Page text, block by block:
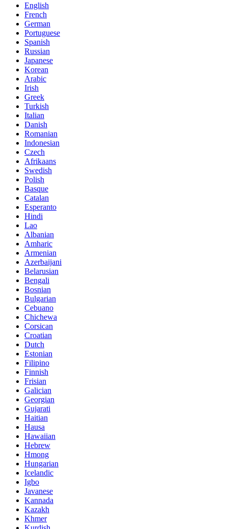
English
French
German
Portuguese
Spanish
Russian
Japanese
Korean
Arabic
Irish
Greek
Turkish
Italian
Danish
Romanian
Indonesian
Czech
Afrikaans
Swedish
Polish
Basque
Catalan
Esperanto
Hindi
Lao
Albanian
Amharic
Armenian
Azerbaijani
Belarusian
Bengali
Bosnian
Bulgarian
Cebuano
Chichewa
Corsican
Croatian
Dutch
Estonian
Filipino
Finnish
Frisian
Galician
Georgian
Gujarati
Haitian
Hausa
Hawaiian
Hebrew
Hmong
Hungarian
Icelandic
Igbo
Javanese
Kannada
Kazakh
Khmer